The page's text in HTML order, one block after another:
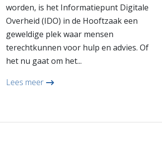
worden, is het Informatiepunt Digitale
Overheid (IDO) in de Hooftzaak een
geweldige plek waar mensen
terechtkunnen voor hulp en advies. Of
het nu gaat om het...
Lees meer